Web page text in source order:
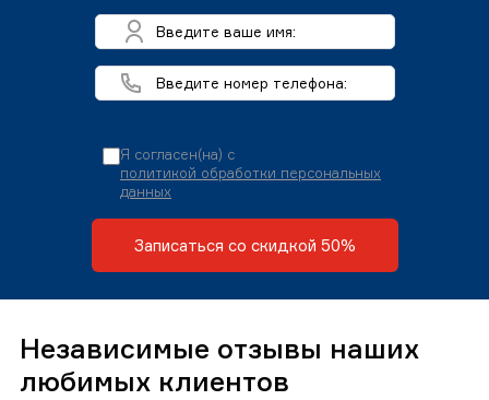
Я согласен(на) с
политикой обработки персональных
данных
Записаться со скидкой 50%
Независимые отзывы наших
любимых клиентов